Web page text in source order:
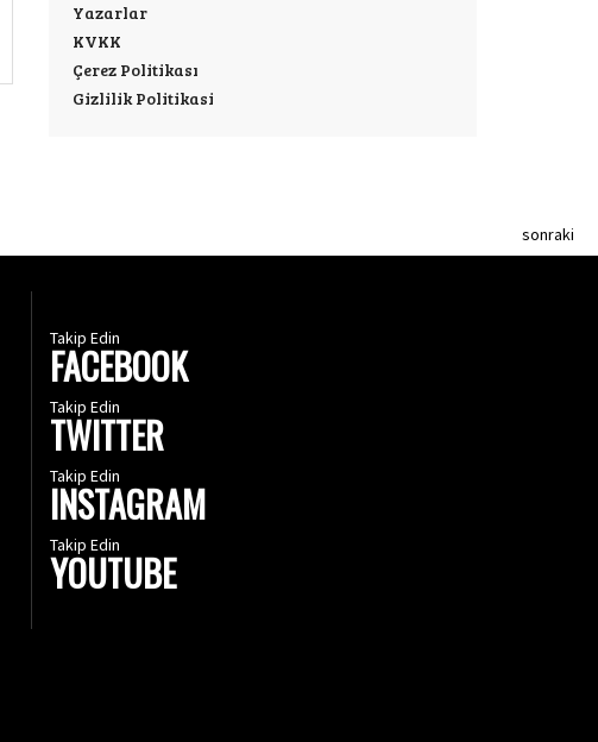
Yazarlar
KVKK
Çerez Politikası
Gizlilik Politikasi
sonraki
Takip Edin
FACEBOOK
Takip Edin
TWITTER
Takip Edin
INSTAGRAM
Takip Edin
YOUTUBE